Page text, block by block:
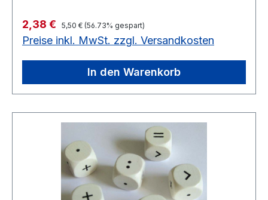
Verkaufspreis:
2,38 € Regulärer Preis:
5,50 € (56.73% gespart)
Preise inkl. MwSt. zzgl. Versandkosten
In den Warenkorb